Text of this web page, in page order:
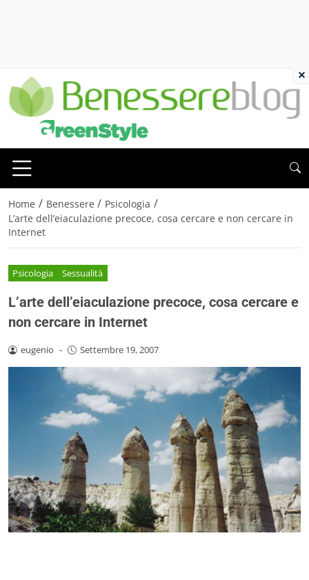
Home / Benessere / Psicologia /
L’arte dell’eiaculazione precoce, cosa cercare e non cercare in
Internet
Psicologia Sessualità
L’arte dell’eiaculazione precoce, cosa cercare e
non cercare in Internet
eugenio - Settembre 19, 2007
×